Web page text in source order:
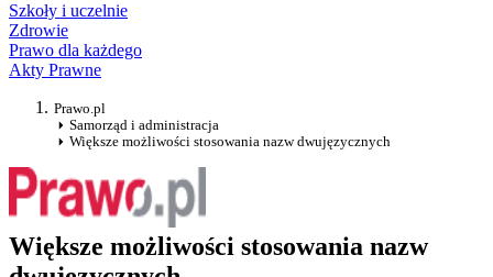
Szkoły i uczelnie
Zdrowie
Prawo dla każdego
Akty Prawne
Prawo.pl
Samorząd i administracja
Większe możliwości stosowania nazw dwujęzycznych
Większe możliwości stosowania nazw